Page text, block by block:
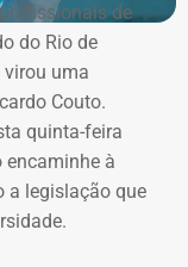
Se alguém diz
sempre
André Marinho.
nas redes
à
de
do Rio de
uma
Couto.
quinta-feira
encaminhe à
a legislação que